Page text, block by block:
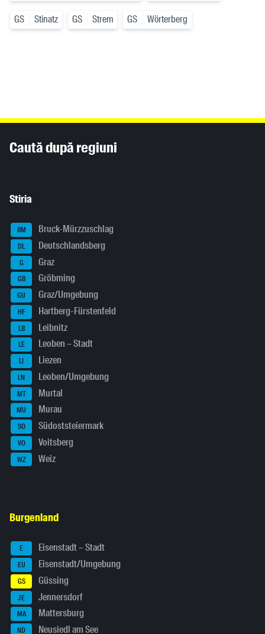
GS Stinatz GS Strem GS Wörterberg
Caută după regiuni
Stiria
BM Bruck-Mürzzuschlag
DL Deutschlandsberg
G Graz
GB Gröbming
GU Graz/Umgebung
HF Hartberg-Fürstenfeld
LB Leibnitz
LE Leoben – Stadt
LI Liezen
LN Leoben/Umgebung
MT Murtal
MU Murau
SO Südoststeiermark
VO Voitsberg
WZ Weiz
Burgenland
E Eisenstadt – Stadt
EU Eisenstadt/Umgebung
GS Güssing
JE Jennersdorf
MA Mattersburg
ND Neusiedl am See